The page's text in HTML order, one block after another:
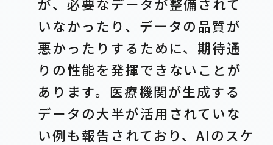
が、必要なデータが整備されて
いなかったり、データの品質が
悪かったりするために、期待通
りの性能を発揮できないことが
あります。医療機関が生成する
データの大半が活用されていな
い例も報告されており、AIのスケ